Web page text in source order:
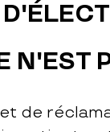
N'EST
de